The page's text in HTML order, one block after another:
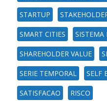
STARTUP
SMART CITIES SISTEMA
SHAREHOLDER VALUE
SERIE TEMPORAL SELF
SATISFACAO RISCO